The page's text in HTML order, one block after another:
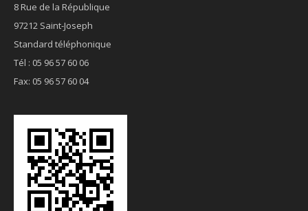
8 Rue de la République
97212 Saint-Joseph
Standard téléphonique
Tél : 05 96 57 60 06
Fax: 05 96 57 60 04